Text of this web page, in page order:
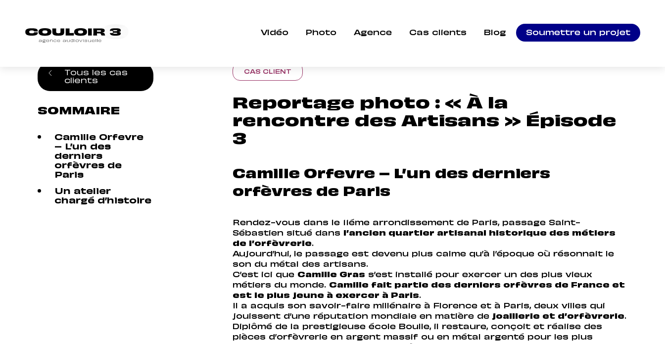
Vidéo Photo Agence Cas clients Blog Soumettre un projet
CAS CLIENT
Reportage photo : « À la
rencontre des Artisans » Épisode
3
Camille Orfevre – L’un des derniers
orfèvres de Paris
Rendez-vous dans le 11éme arrondissement de Paris, passage Saint-
Sébastien situé dans
l’ancien quartier artisanal historique des métiers
de l’orfèvrerie.
Aujourd’hui, le passage est devenu plus calme qu’à l’époque où résonnait le
son du métal des artisans.
C’est ici que Camille Gras s’est installé pour exercer un des plus vieux
métiers du monde. Camille fait partie des derniers orfèvres de France et
est le plus jeune à exercer à Paris.
Il a acquis son savoir-faire millénaire à Florence et à Paris, deux villes qui
jouissent d’une réputation mondiale en matière dejoaillerie et d’orfèvrerie.
Diplômé de la prestigieuse école Boulle, il restaure, conçoit et réalise des
pièces d’orfèvrerie en argent massif ou en métal argenté pour les plus
Tous les cas
clients
SOMMAIRE
Camille Orfevre
– L’un des
derniers
orfèvres de
Paris
Un atelier
chargé d’histoire